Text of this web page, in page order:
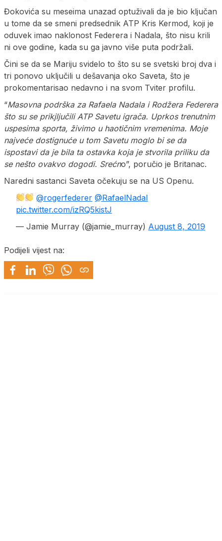
Đokovića su meseima unazad optuživali da je bio ključan
u tome da se smeni predsednik ATP Kris Kermod, koji je
oduvek imao naklonost Federera i Nadala, što nisu krili
ni ove godine, kada su ga javno više puta podržali.
Čini se da se Mariju svidelo to što su se svetski broj dva i
tri ponovo uključili u dešavanja oko Saveta, što je
prokomentarisao nedavno i na svom Tviter profilu.
“Masovna podrška za Rafaela Nadala i Rodžera Federera
što su se prikjljučili ATP Savetu igrača. Uprkos trenutnim
uspesima sporta, živimo u haotičnim vremenima. Moje
najveće dostignuće u tom Savetu moglo bi se da
ispostavi da je bila ta ostavka koja je stvorila priliku da
se nešto ovakvo dogodi. Srećno”, poručio je Britanac.
Naredni sastanci Saveta očekuju se na US Openu.
@rogerfederer @RafaelNadal
pic.twitter.com/izRQ5kistJ
— Jamie Murray (@jamie_murray) August 8, 2019
Podijeli vijest na: